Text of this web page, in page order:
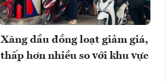
Xăng dầu đồng loạt giảm giá,
thấp hơn nhiều so với khu vực